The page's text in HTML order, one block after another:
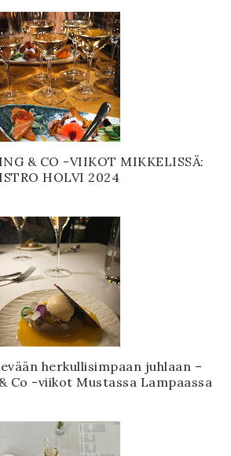
& CO -VIIKOT MIKKELISSÄ:
HOLVI 2024
herkullisimpaan juhlaan –
Co -viikot Mustassa Lampaassa